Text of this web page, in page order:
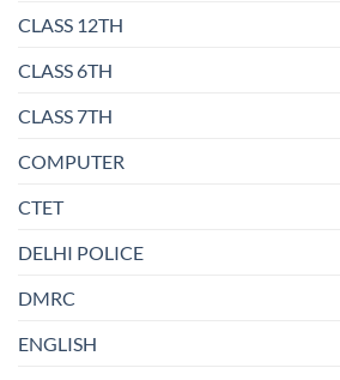
CLASS 12TH
CLASS 6TH
CLASS 7TH
COMPUTER
CTET
DELHI POLICE
DMRC
ENGLISH